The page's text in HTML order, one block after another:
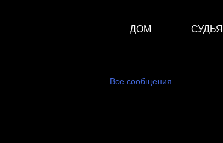
ДОМ СУДЬЯ
Все сообщения